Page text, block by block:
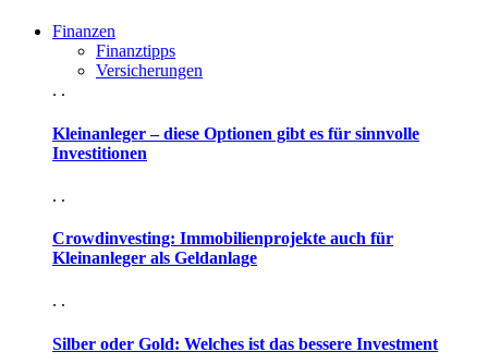
Finanzen
Finanztipps
Versicherungen
. .
Kleinanleger – diese Optionen gibt es für sinnvolle
Investitionen
. .
Crowdinvesting: Immobilienprojekte auch für
Kleinanleger als Geldanlage
. .
Silber oder Gold: Welches ist das bessere Investment